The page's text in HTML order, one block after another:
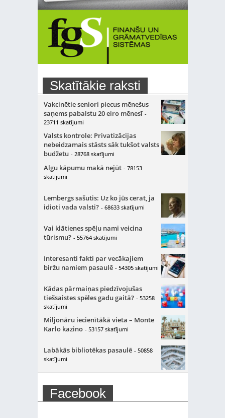
Skatītākie raksti
Vakcinētie seniori piecus mēnešus
saņems pabalstu 20 eiro mēnesī -
23711 skatījumi
Valsts kontrole: Privatizācijas
nebeidzamais stāsts sāk tukšot valsts
budžetu - 28768 skatījumi
Algu kāpumu makā nejūt - 78153
skatījumi
Lembergs sašutis: Uz ko jūs cerat, ja
idioti vada valsti? - 68633 skatījumi
Vai klātienes spēļu nami veicina
tūrismu? - 55764 skatījumi
Interesanti fakti par vecākajiem
biržu namiem pasaulē - 54305 skatījumi
Kādas pārmaiņas piedzīvojušas
tiešsaistes spēles gadu gaitā? - 53258
skatījumi
Miljonāru iecienītākā vieta – Monte
Karlo kazino - 53157 skatījumi
Labākās bibliotēkas pasaulē - 50858
skatījumi
Facebook